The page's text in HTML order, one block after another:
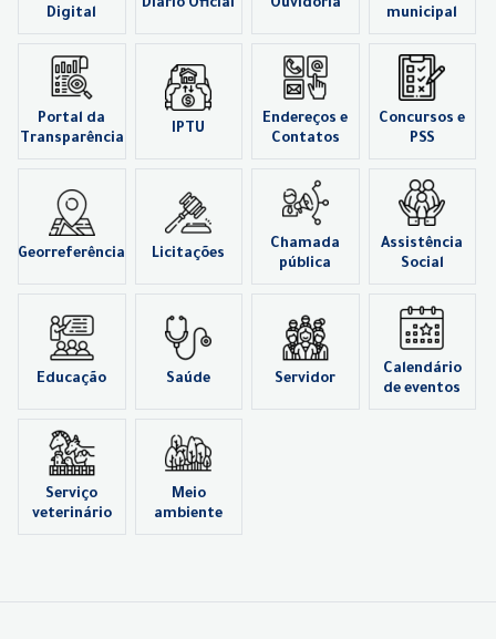
Digital
Diário Oficial Ouvidoria
municipal
Portal da
Transparência
IPTU
Endereços e
Contatos
Concursos e
PSS
Georreferência Licitações
Chamada
pública
Assistência
Social
Educação Saúde Servidor
Calendário
de eventos
Serviço
veterinário
Meio
ambiente